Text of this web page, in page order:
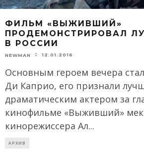
ФИЛЬМ «ВЫЖИВШИЙ»
ПРОДЕМОНСТРИРОВАЛ
В РОССИИ
NEWMAN 12.01.2016
Основным героем вечера
Ди Каприо, его признали
драматическим актером за
кинофильме «Выживший»
кинорежиссера Ал...
АРХИВ